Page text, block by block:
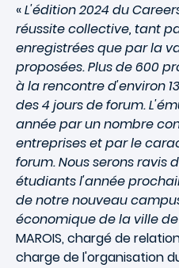
«L'édition 2024 du
réussite collective, tant
enregistrées que par la
proposées. Plus de 600
à la rencontre d'environ
des 4 jours de forum.
année par un nombre
entreprises et par le
forum. Nous serons ravis
étudiants l'année
de notre nouveau
économique de la ville
MAROIS, chargé de
charge de l'organisation